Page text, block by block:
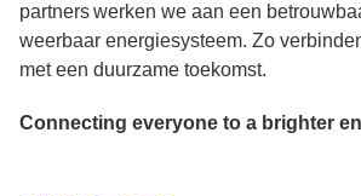
partners werken we aan een
weerbaar energiesysteem. Zo
met een duurzame toekomst.
Connecting everyone to a brighter